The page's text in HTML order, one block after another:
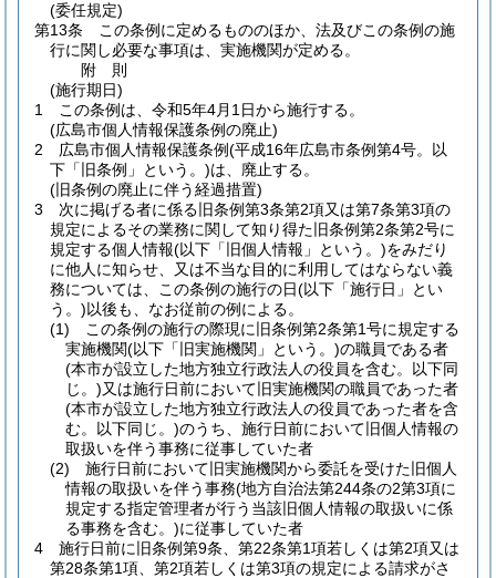
(委任規定)
第13条
この条例に定めるもののほか、法及びこの条例の施
行に関し必要な事項は、実施機関が定める。
附 則
(施行期日)
1
この条例は、令和5年4月1日から施行する。
(広島市個人情報保護条例の廃止)
2
広島市個人情報保護条例(平成16年広島市条例第4号。以
下「旧条例」という。)は、廃止する。
(旧条例の廃止に伴う経過措置)
3
次に掲げる者に係る旧条例第3条第2項又は第7条第3項の
規定によるその業務に関して知り得た旧条例第2条第2号に
規定する個人情報(以下「旧個人情報」という。)をみだり
に他人に知らせ、又は不当な目的に利用してはならない義
務については、この条例の施行の日(以下「施行日」とい
う。)以後も、なお従前の例による。
(1)
この条例の施行の際現に旧条例第2条第1号に規定する
実施機関(以下「旧実施機関」という。)の職員である者
(本市が設立した地方独立行政法人の役員を含む。以下同
じ。)又は施行日前において旧実施機関の職員であった者
(本市が設立した地方独立行政法人の役員であった者を含
む。以下同じ。)のうち、施行日前において旧個人情報の
取扱いを伴う事務に従事していた者
(2)
施行日前において旧実施機関から委託を受けた旧個人
情報の取扱いを伴う事務(地方自治法第244条の2第3項に
規定する指定管理者が行う当該旧個人情報の取扱いに係
る事務を含む。)に従事していた者
4
施行日前に旧条例第9条、第22条第1項若しくは第2項又は
第28条第1項、第2項若しくは第3項の規定による請求がさ